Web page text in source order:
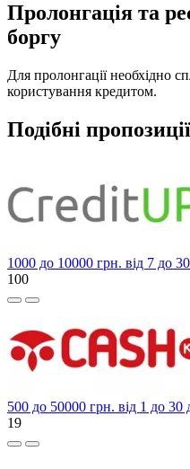
Пролонгація та
боргу
Для пролонгації необхідно
користування кредитом.
Подібні пропозиції
1000 до 10000 грн. від 7 до
100
500 до 50000 грн. від 1 до 30
19